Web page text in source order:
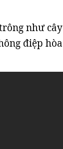
như cây
điệp hòa